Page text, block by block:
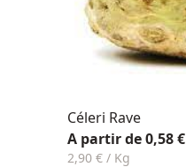
Céleri Rave
A partir de 0,58 €
2,90 € / Kg